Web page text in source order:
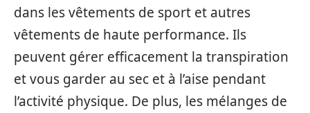
dans les vêtements de sport et autres
vêtements de haute performance. Ils
peuvent gérer efficacement la transpiration
et vous garder au sec et à l’aise pendant
l’activité physique. De plus, les mélanges de